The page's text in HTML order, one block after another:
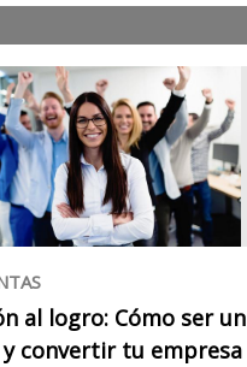
al logro: Cómo ser un
convertir tu empresa